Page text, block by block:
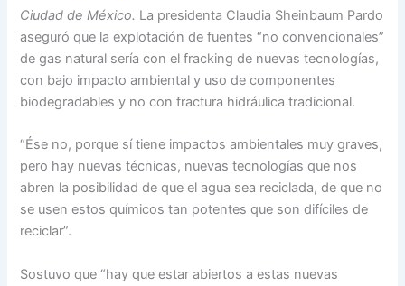
Ciudad de México. La presidenta Claudia Sheinbaum Pardo
aseguró que la explotación de fuentes “no convencionales”
de gas natural sería con el fracking de nuevas tecnologías,
con bajo impacto ambiental y uso de componentes
biodegradables y no con fractura hidráulica tradicional.
“Ése no, porque sí tiene impactos ambientales muy graves,
pero hay nuevas técnicas, nuevas tecnologías que nos
abren la posibilidad de que el agua sea reciclada, de que no
se usen estos químicos tan potentes que son difíciles de
reciclar”.
Sostuvo que “hay que estar abiertos a estas nuevas